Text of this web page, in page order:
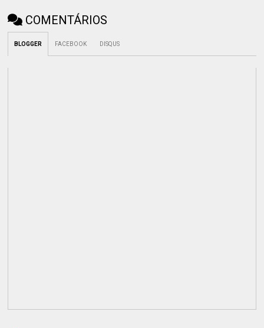
COMENTÁRIOS
BLOGGER FACEBOOK DISQUS